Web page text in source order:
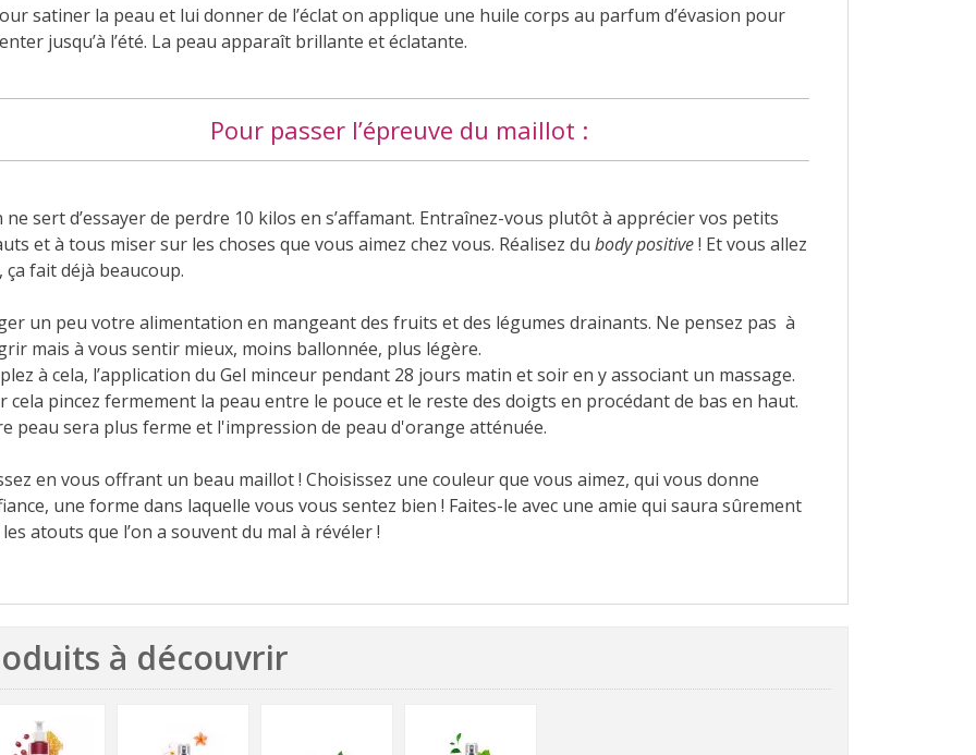
satiner la peau et lui donner de l’éclat on applique une huile corps au parfum d’évasion pour
jusqu’à l’été. La peau apparaît brillante et éclatante.
Pour passer l’épreuve du maillot :
ne sert d’essayer de perdre 10 kilos en s’affamant. Entraînez-vous plutôt à apprécier vos petits
et à tous miser sur les choses que vous aimez chez vous. Réalisez du body positive! Et vous allez
ça fait déjà beaucoup.
un peu votre alimentation en mangeant des fruits et des légumes drainants. Ne pensez pas à
mais à vous sentir mieux, moins ballonnée, plus légère.
à cela, l’application du Gel minceur pendant 28 jours matin et soir en y associant un massage.
cela pincez fermement la peau entre le pouce et le reste des doigts en procédant de bas en haut.
peau sera plus ferme et l'impression de peau d'orange atténuée.
en vous offrant un beau maillot ! Choisissez une couleur que vous aimez, qui vous donne
une forme dans laquelle vous vous sentez bien ! Faites-le avec une amie qui saura sûrement
atouts que l’on a souvent du mal à révéler !
à découvrir